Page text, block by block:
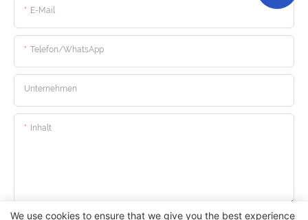
E-Mail
Telefon/WhatsApp
Unternehmen
Inhalt
We use cookies to ensure that we give you the best experience